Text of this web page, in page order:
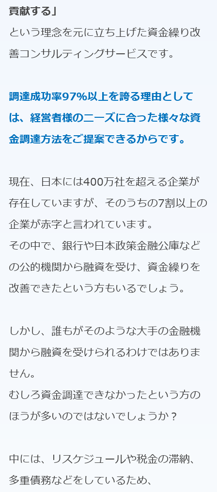
貢献する」
という理念を元に立ち上げた資金繰り改
善コンサルティングサービスです。
調達成功率97％以上を誇る理由として
は、経営者様のニーズに合った様々な資
金調達方法をご提案できるからです。
現在、日本には400万社を超える企業が
存在していますが、そのうちの7割以上の
企業が赤字と言われています。
その中で、銀行や日本政策金融公庫など
の公的機関から融資を受け、資金繰りを
改善できたという方もいるでしょう。
しかし、誰もがそのような大手の金融機
関から融資を受けられるわけではありま
せん。
むしろ資金調達できなかったという方の
ほうが多いのではないでしょうか？
中には、リスケジュールや税金の滞納、
多重債務などをしているため、